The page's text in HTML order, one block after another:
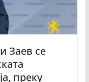
Заев се
преку